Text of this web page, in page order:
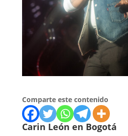
Comparte este contenido
Carin León en Bogotá